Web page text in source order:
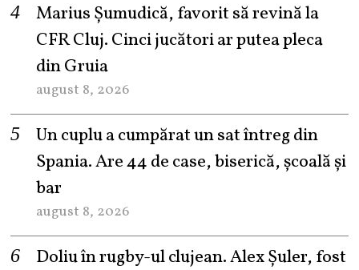
Marius Șumudică, favorit să revină la
CFR Cluj. Cinci jucători ar putea pleca
din Gruia
august 8, 2026
Un cuplu a cumpărat un sat întreg din
Spania. Are 44 de case, biserică, școală și
bar
august 8, 2026
Doliu în rugby-ul clujean. Alex Șuler, fost